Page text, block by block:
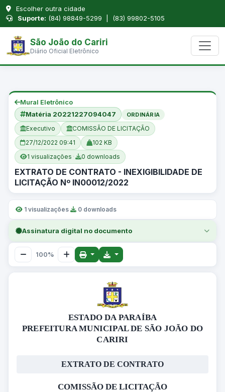
Escolher outra cidade
Suporte: (84) 98849-5299 | (83) 99802-5105
São João do Cariri
Diário Oficial Eletrônico
Mural Eletrônico
Matéria 20221227094047
ORDINÁRIA
Executivo
COMISSÃO DE LICITAÇÃO
27/12/2022 09:41
102 KB
1 visualizações · 0 downloads
EXTRATO DE CONTRATO - INEXIGIBILIDADE DE
LICITAÇÃO Nº IN00012/2022
1 visualizações 0 downloads
Assinatura digital no documento
100%
ESTADO DA PARAÍBA
PREFEITURA MUNICIPAL DE SÃO JOÃO DO
CARIRI
EXTRATO DE CONTRATO
COMISSÃO DE LICITAÇÃO